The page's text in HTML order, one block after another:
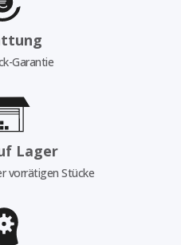
Garantie
Lager
vorrätigen Stücke